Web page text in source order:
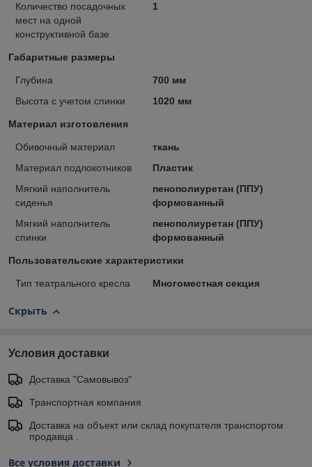
Количество посадочных
мест на одной
конструктивной базе
1
Габаритные размеры
Глубина
700 мм
Высота с учетом спинки
1020 мм
Материал изготовления
Обивочный материал
ткань
Материал подлокотников
Пластик
Мягкий наполнитель
сиденья
пенополиуретан (ППУ)
формованный
Мягкий наполнитель
спинки
пенополиуретан (ППУ)
формованный
Пользовательские характеристики
Тип театрального кресла Многоместная секция
Скрыть
Условия доставки
Доставка "Самовывоз"
Транспортная компания
Доставка на объект или склад покупателя транспортом
продавца .
Все условия доставки